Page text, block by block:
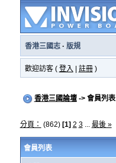
香港三國志· 版規
歡迎訪客 ( 登入 註冊)
香港三國論壇-> 會員列表
分頁： (862) [1] 2 3... 最後 »
會員列表